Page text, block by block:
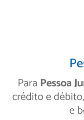
Para Pessoa
crédito e
e